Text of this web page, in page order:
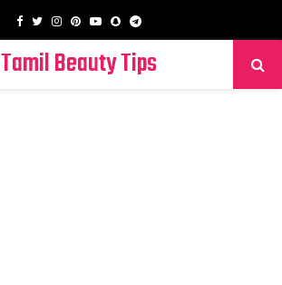
Facebook
TwitterInstagram
PinterestYoutube
SnapchatTelegram
Tamil Beauty Tips